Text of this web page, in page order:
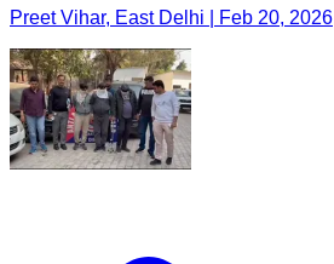
Preet Vihar, East Delhi | Feb 20, 2026